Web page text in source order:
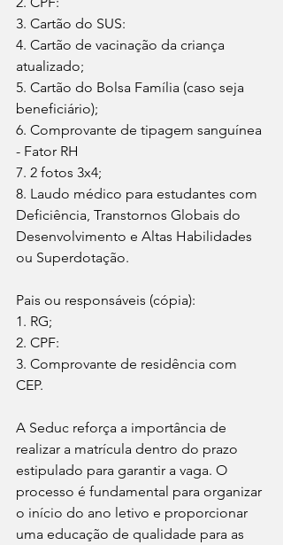
3. Cartão do SUS:
4. Cartão de vacinação da criança
atualizado;
5. Cartão do Bolsa Família (caso seja
beneficiário);
6. Comprovante de tipagem sanguínea
- Fator RH
7. 2 fotos 3x4;
8. Laudo médico para estudantes com
Deficiência, Transtornos Globais do
Desenvolvimento e Altas Habilidades
ou Superdotação.
Pais ou responsáveis (cópia):
1. RG;
2. CPF:
3. Comprovante de residência com
CEP.
A Seduc reforça a importância de
realizar a matrícula dentro do prazo
estipulado para garantir a vaga. O
processo é fundamental para organizar
o início do ano letivo e proporcionar
uma educação de qualidade para as